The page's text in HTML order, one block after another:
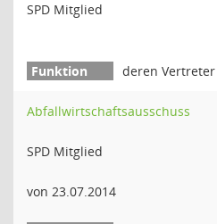
SPD Mitglied
deren Vertreter
Abfallwirtschaftsausschuss
SPD Mitglied
von 23.07.2014